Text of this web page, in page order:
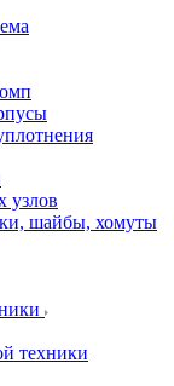
узлов
шайбы, хомуты
техники